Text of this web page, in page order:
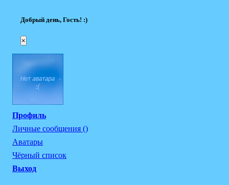
Добрый день, Гость! :)
×
Профиль
Личные сообщения ()
Аватары
Чёрный список
Выход